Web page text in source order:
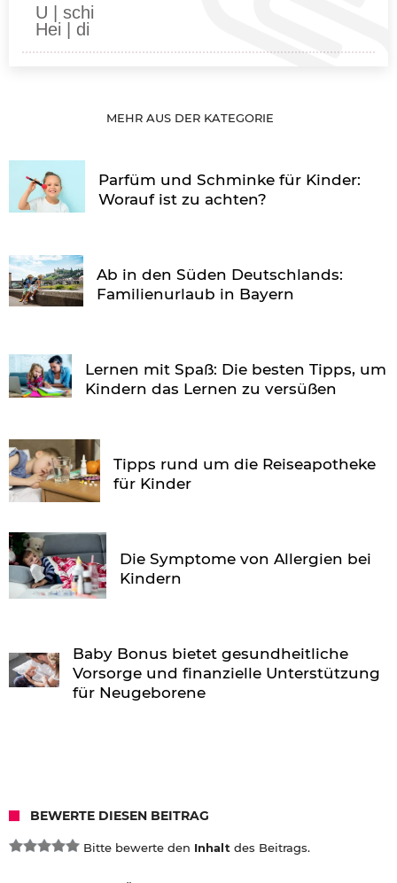
U | schi
Hei | di
MEHR AUS DER KATEGORIE
Parfüm und Schminke für Kinder:
Worauf ist zu achten?
Ab in den Süden Deutschlands:
Familienurlaub in Bayern
Lernen mit Spaß: Die besten Tipps, um
Kindern das Lernen zu versüßen
Tipps rund um die Reiseapotheke
für Kinder
Die Symptome von Allergien bei
Kindern
Baby Bonus bietet gesundheitliche
Vorsorge und finanzielle Unterstützung
für Neugeborene
BEWERTE DIESEN BEITRAG
Bitte bewerte den Inhalt des Beitrags.